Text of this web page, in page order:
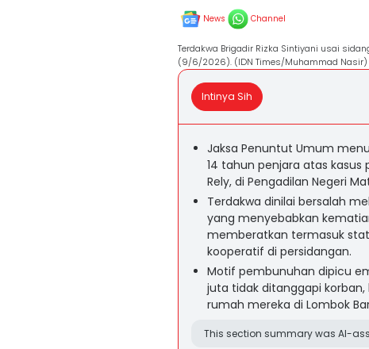
News Channel
Terdakwa Brigadir Rizka Sintiyani usai
(9/6/2026). (IDN Times/Muhammad Nasir)
Intinya Sih
Jaksa Penuntut Umum
14 tahun penjara atas kasus
Rely, di Pengadilan Negeri
Terdakwa dinilai bersalah
yang menyebabkan
memberatkan termasuk
kooperatif di persidangan.
Motif pembunuhan dipicu
juta tidak ditanggapi
rumah mereka di Lombok
This section summary was AI-